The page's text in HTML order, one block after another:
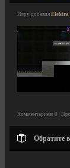
Игру добавил Elektra
Комментариев: 0 |
Обратите